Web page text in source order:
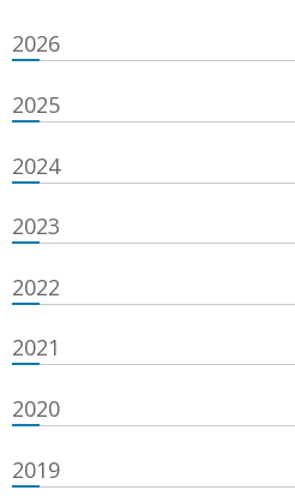
2026
2025
2024
2023
2022
2021
2020
2019